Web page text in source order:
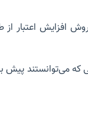
افزایش اعتبار از
می‌توانستند پیش